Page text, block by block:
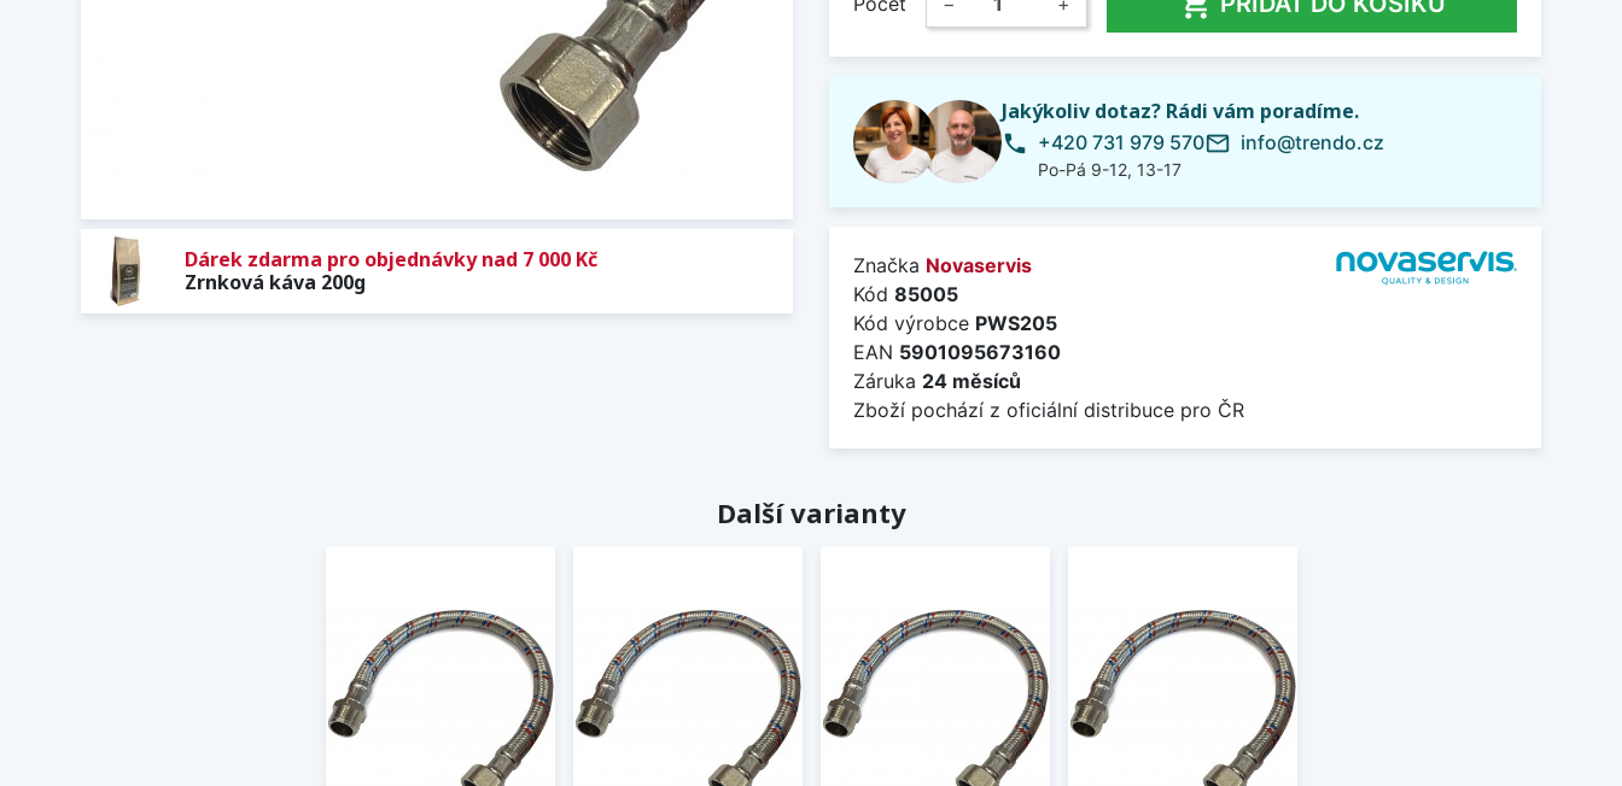
Dárek zdarma pro objednávky nad 7 000 Kč
Zrnková káva 200g
Jakýkoliv dotaz? Rádi vám poradíme.
phone +420 731 979 570
Po-Pá 9-12, 13-17
mail_outline info@trendo.cz
Značka Novaservis
Kód 85005
Kód výrobce PWS205
EAN 5901095673160
Záruka 24 měsíců
Zboží pochází z oficiální distribuce pro ČR
Další varianty